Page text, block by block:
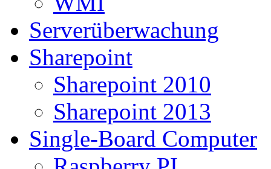
Serverüberwachung
Sharepoint
Sharepoint 2010
Sharepoint 2013
Single-Board Computer